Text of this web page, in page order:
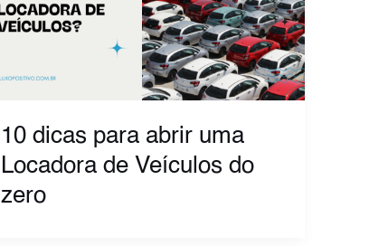
10 dicas para abrir uma
Locadora de Veículos do
zero